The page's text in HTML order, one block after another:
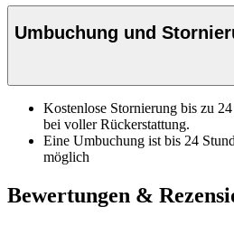
Umbuchung und
Kostenlose Stornierung bis zu
bei voller Rückerstattung.
Eine Umbuchung ist bis 24
möglich
Bewertungen &